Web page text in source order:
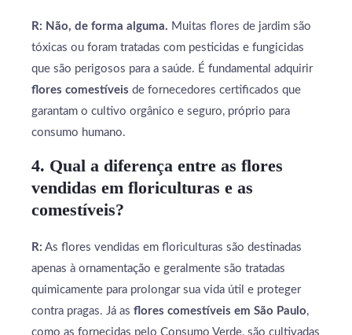
R: Não, de forma alguma. Muitas flores de jardim são
tóxicas ou foram tratadas com pesticidas e fungicidas
que são perigosos para a saúde. É fundamental adquirir
flores comestíveis de fornecedores certificados que
garantam o cultivo orgânico e seguro, próprio para
consumo humano.
4. Qual a diferença entre as flores
vendidas em floriculturas e as
comestíveis?
R: As flores vendidas em floriculturas são destinadas
apenas à ornamentação e geralmente são tratadas
quimicamente para prolongar sua vida útil e proteger
contra pragas. Já as flores comestíveis em São Paulo,
como as fornecidas pelo Consumo Verde, são cultivadas